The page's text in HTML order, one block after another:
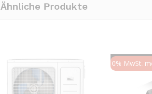
Ähnliche Produkte
0% MwSt.